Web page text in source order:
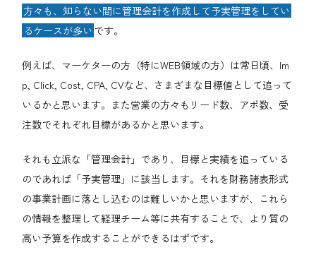
方々も、知らない間に管理会計を作成して予実管理をしてい
るケースが多い です。
例えば、マーケターの方（特にWEB領域の方）は常日頃、Im
p, Click, Cost, CPA, CVなど、さまざまな目標値として追って
いるかと思います。また営業の方々もリード数、アポ数、受
注数でそれぞれ目標があるかと思います。
それも立派な「管理会計」であり、目標と実績を追っている
のであれば「予実管理」に該当します。それを財務諸表形式
の事業計画に落とし込むのは難しいかと思いますが、これら
の情報を整理して経理チーム等に共有することで、より質の
高い予算を作成することができるはずです。